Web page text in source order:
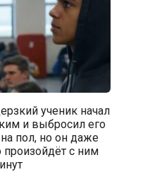
ученик начал
и выбросил его
пол, но он даже
произойдёт с ним